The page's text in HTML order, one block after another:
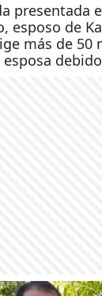
presentada
esposo de
más de 50